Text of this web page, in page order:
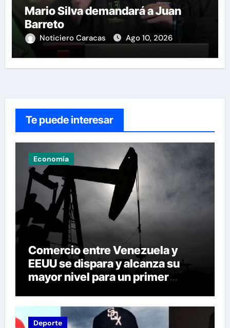
Mario Silva demandará a Juan
Barreto
Noticiero Caracas Ago 10, 2026
Te puede interesar
Economía
Comercio entre Venezuela y
EEUU se dispara y alcanza su
mayor nivel para un primer
Deporte